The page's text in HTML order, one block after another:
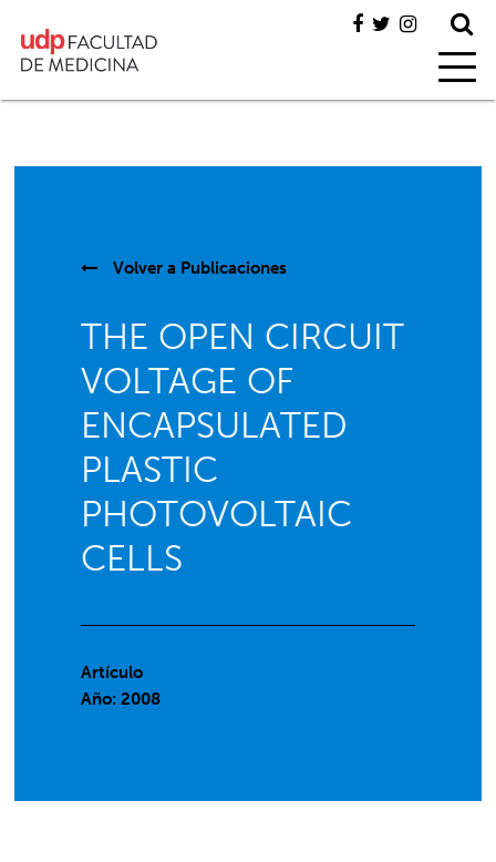
Volver a Publicaciones
THE OPEN CIRCUIT
VOLTAGE OF
ENCAPSULATED
PLASTIC
PHOTOVOLTAIC
CELLS
Artículo
Año: 2008